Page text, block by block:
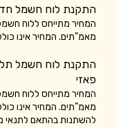
התקנת לוח חשמל חד
מאמ"תים. המחיר אינו
התקנת לוח חשמל
פאזי
מאמ"תים. המחיר אינו
להשתנות בהתאם